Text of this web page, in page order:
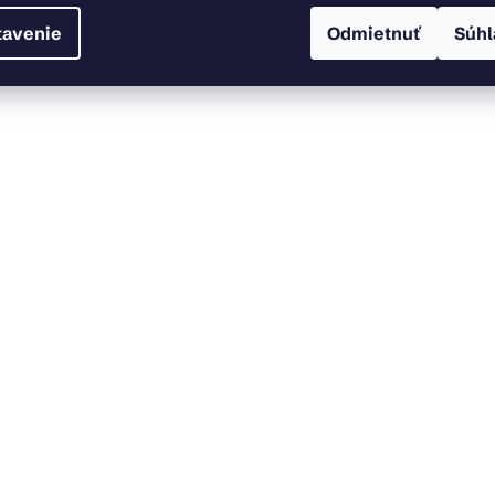
Odmietnuť